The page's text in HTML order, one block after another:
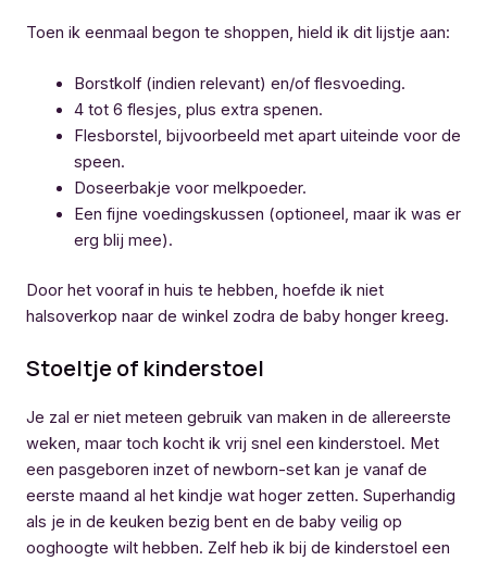
Toen ik eenmaal begon te shoppen, hield ik dit lijstje aan:
Borstkolf (indien relevant) en/of flesvoeding.
4 tot 6 flesjes, plus extra spenen.
Flesborstel, bijvoorbeeld met apart uiteinde voor de
speen.
Doseerbakje voor melkpoeder.
Een fijne voedingskussen (optioneel, maar ik was er
erg blij mee).
Door het vooraf in huis te hebben, hoefde ik niet
halsoverkop naar de winkel zodra de baby honger kreeg.
Stoeltje of kinderstoel
Je zal er niet meteen gebruik van maken in de allereerste
weken, maar toch kocht ik vrij snel een kinderstoel. Met
een pasgeboren inzet of newborn-set kan je vanaf de
eerste maand al het kindje wat hoger zetten. Superhandig
als je in de keuken bezig bent en de baby veilig op
ooghoogte wilt hebben. Zelf heb ik bij de kinderstoel een